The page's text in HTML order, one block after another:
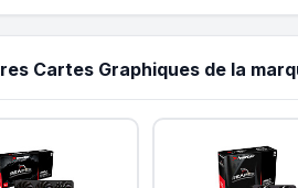
Cartes Graphiques de la